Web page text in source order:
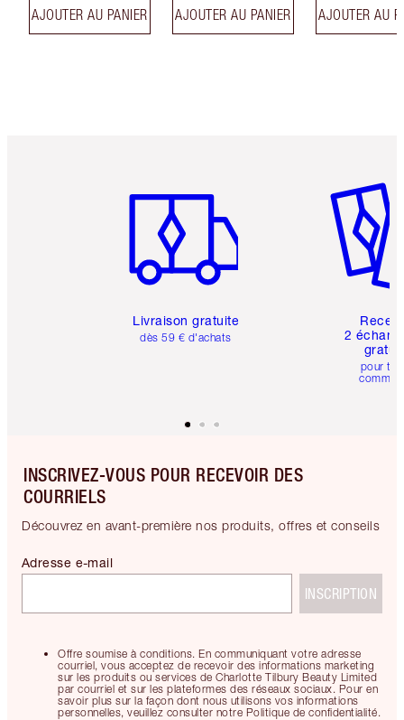
AJOUTER AU PANIER AJOUTER AU PANIER AJOUTER AU
Livraison gratuite
dès 59 € d'achats
2
pour
INSCRIVEZ-VOUS POUR RECEVOIR DES
COURRIELS
Découvrez en avant-première nos produits, offres et conseils
Offre soumise à conditions. En communiquant votre adresse
courriel, vous acceptez de recevoir des informations marketing
sur les produits ou services de Charlotte Tilbury Beauty Limited
par courriel et sur les plateformes des réseaux sociaux. Pour en
savoir plus sur la façon dont nous utilisons vos informations
personnelles, veuillez consulter notre Politique de confidentialité.
Adresse e-mail
INSCRIPTION